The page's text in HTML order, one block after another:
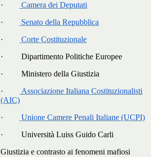
·
Camera dei Deputati
·
Senato della Repubblica
·
Corte Costituzionale
·
Dipartimento Politiche Europee
·
Ministero della Giustizia
·
Associazione Italiana Costituzionalisti
(AIC)
·
Unione Camere Penali Italiane (UCPI)
·
Università Luiss Guido Carli
Giustizia e contrasto ai fenomeni mafiosi